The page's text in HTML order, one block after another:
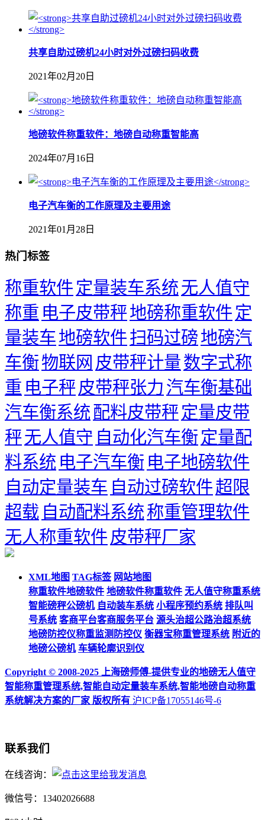
共享自助过磅机24小时对外过磅扫码收费
2021年02月20日
地磅软件称重软件：地磅自动称重智能高
2024年07月16日
​电子汽车衡的工作原理及主要用途
2021年01月28日
热门标签
称重软件 定量装车系统无人值守
称重 电子皮带秤地磅称重软件 定
量装车地磅软件扫码过磅地磅汽
车衡物联网 皮带秤计量数字式称
重 电子秤皮带秤张力 汽车衡基础
汽车衡系统 配料皮带秤定量皮带
秤无人值守 自动化汽车衡 定量配
料系统 电子汽车衡 电子地磅软件
自动定量装车 自动过磅软件超限
超载 自动配料系统称重管理软件
无人称重软件 皮带秤厂家
XML地图 TAG标签 网站地图
称重软件地磅软件 地磅软件称重软件 无人值守称重系统
智能磅秤公磅机 自动装车系统 小程序预约系统 排队叫
号系统 客商平台客商服务平台 源头治超公路治超系统
地磅防控仪称重监测防控仪 衡器宝称重管理系统 附近的
地磅公磅机 车辆轮廓识别仪
Copyright © 2008-2025 上海磅师傅-提供专业的地磅无人值守
智能称重管理系统,智能自动定量装车系统,智能地磅自动称重
系统解决方案的厂家 版权所有 沪ICP备17055146号-6
联系我们
在线咨询：
微信号：13402026688